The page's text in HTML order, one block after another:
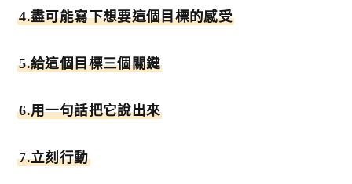
4.盡可能寫下想要這個目標的感受
5.給這個目標三個關鍵
6.用一句話把它說出來
7.立刻行動